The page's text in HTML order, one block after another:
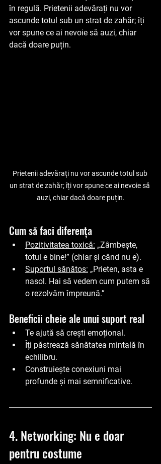
în regulă. Prietenii adevărați nu vor
ascunde totul sub un strat de zahăr; îți
vor spune ce ai nevoie să auzi, chiar
dacă doare puțin.
Prietenii adevărați nu vor ascunde totul sub
un strat de zahăr; îți vor spune ce ai nevoie să
auzi, chiar dacă doare puțin.
Cum să faci diferența
Pozitivitatea toxică: „Zâmbește,
totul e bine!” (chiar și când nu e).
Suportul sănătos: „Prieten, asta e
nasol. Hai să vedem cum putem să
o rezolvăm împreună.”
Beneficii cheie ale unui suport real
Te ajută să crești emoțional.
Îți păstrează sănătatea mintală în
echilibru.
Construiește conexiuni mai
profunde și mai semnificative.
4. Networking: Nu e doar
pentru costume